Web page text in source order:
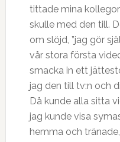
tittade mina
skulle med den till.
om slöjd, ”jag gör
vår stora första
smacka in ett
jag den till tv:n och
Då kunde alla sitta
jag kunde visa
hemma och